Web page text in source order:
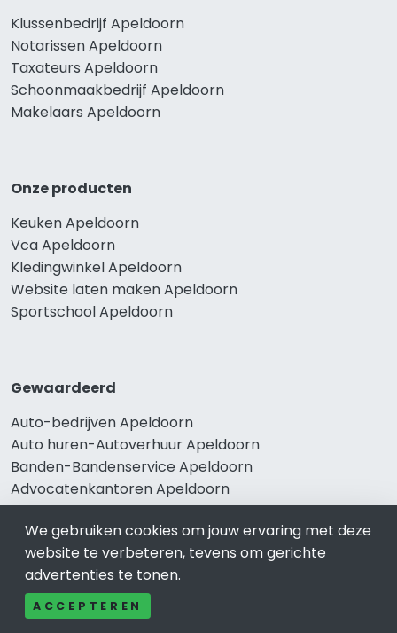
Klussenbedrijf Apeldoorn
Notarissen Apeldoorn
Taxateurs Apeldoorn
Schoonmaakbedrijf Apeldoorn
Makelaars Apeldoorn
Onze producten
Keuken Apeldoorn
Vca Apeldoorn
Kledingwinkel Apeldoorn
Website laten maken Apeldoorn
Sportschool Apeldoorn
Gewaardeerd
Auto-bedrijven Apeldoorn
Auto huren-Autoverhuur Apeldoorn
Banden-Bandenservice Apeldoorn
Advocatenkantoren Apeldoorn
Slotenmaker Apeldoorn
Woningruil Apeldoorn
We gebruiken cookies om jouw ervaring met deze
website te verbeteren, tevens om gerichte
advertenties te tonen.
ACCEPTEREN